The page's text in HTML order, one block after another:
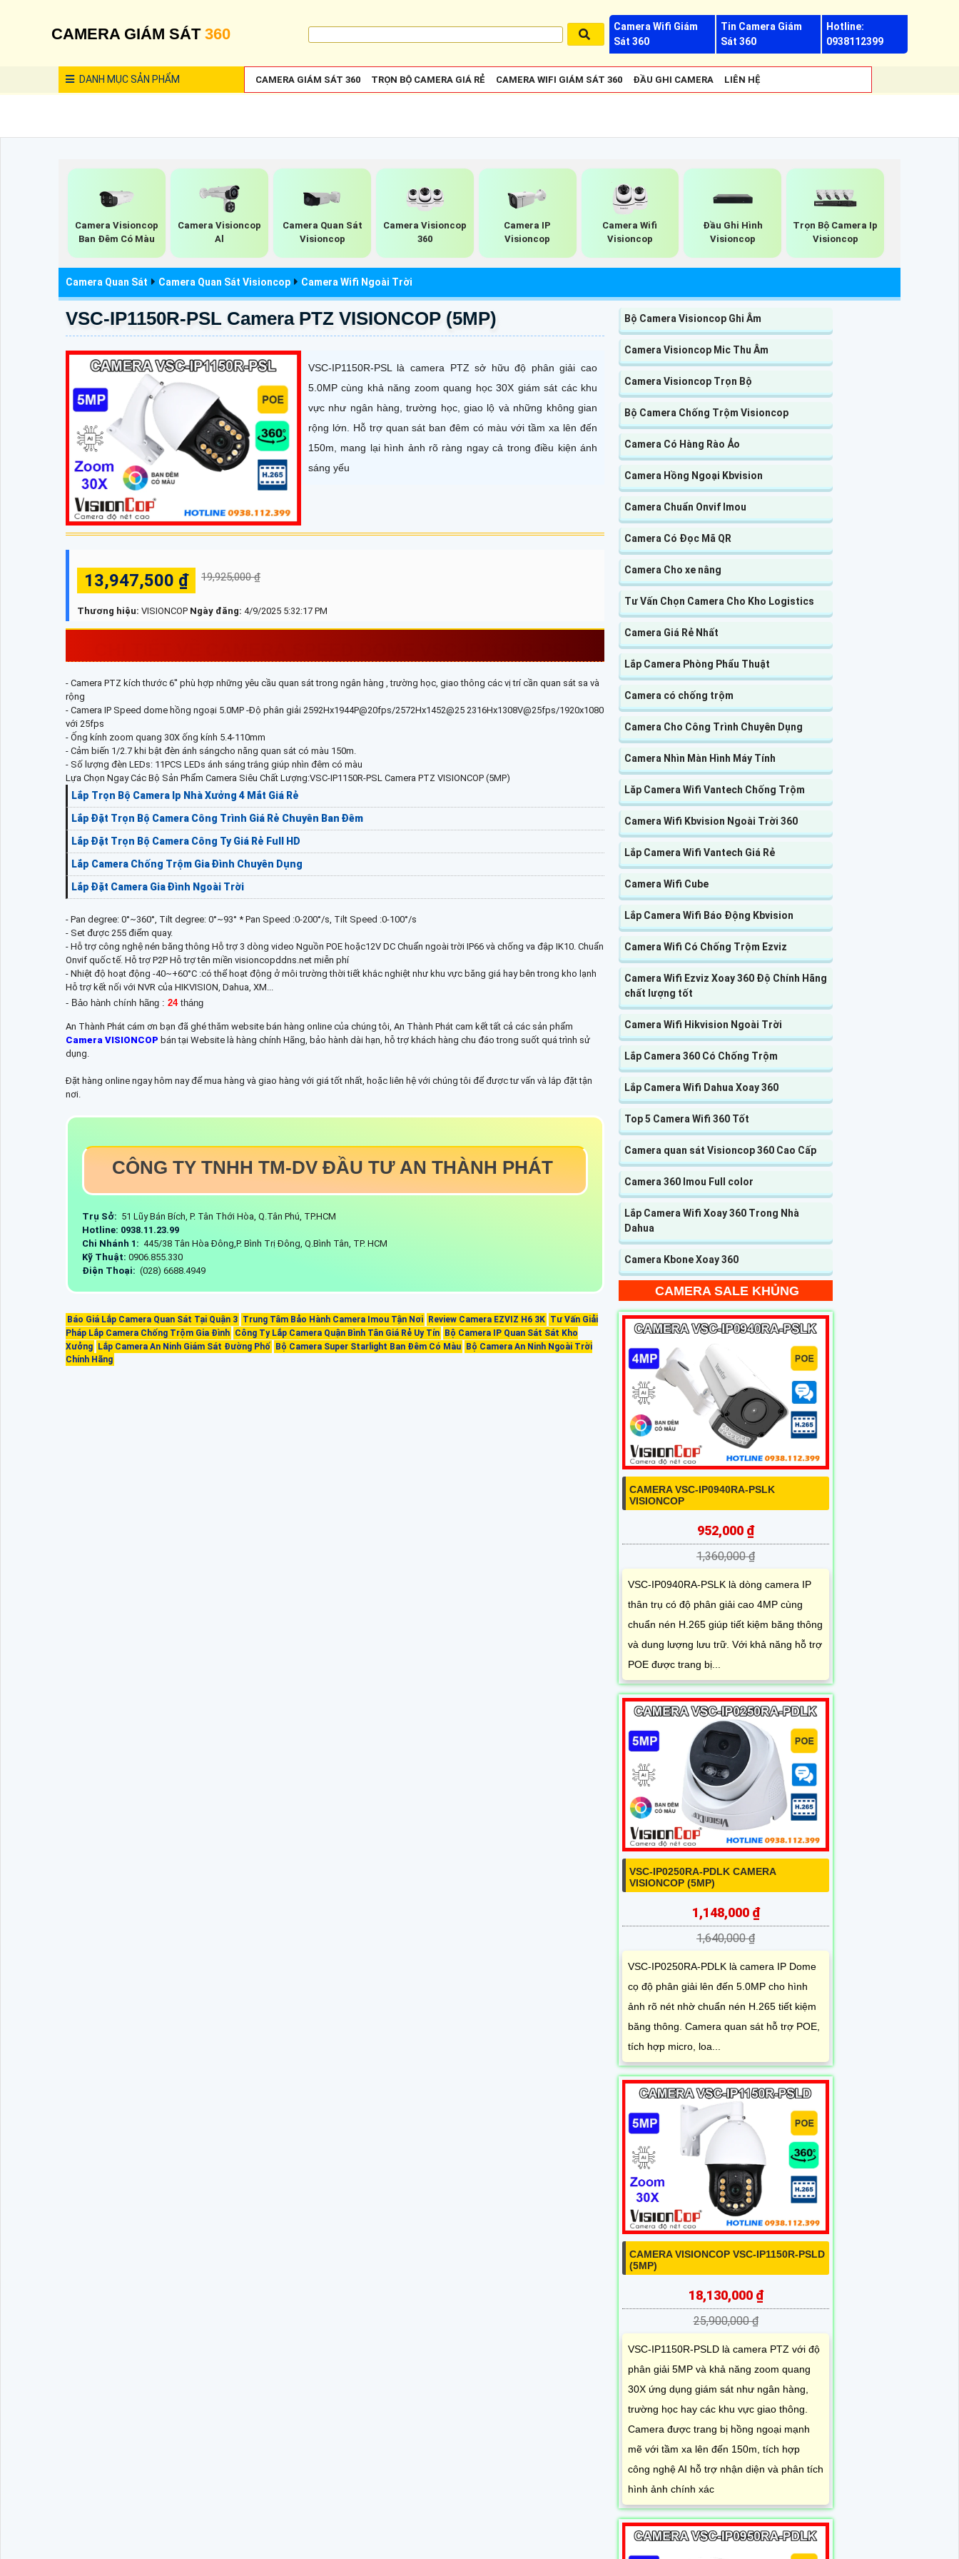
CAMERA GIÁM SÁT 360
Camera Wifi Giám
Sát 360
Tin Camera Giám
Sát 360
Hotline:
0938112399
DANH MỤCSẢN PHẨM CAMERA GIÁM SÁT 360 TRỌN BỘ CAMERA GIÁ RẺ CAMERA WIFI GIÁM SÁT 360 ĐẦU GHI CAMERA LIÊN HỆ
Camera Visioncop
Ban Đêm Có Màu
Camera Visioncop
Al
Camera Quan Sát
Visioncop
Camera Visioncop
360
Camera IP
Visioncop
Camera Wifi
Visioncop
Đầu Ghi Hình
Visioncop
Trọn Bộ Camera Ip
Visioncop
Camera Quan Sát Camera Quan Sát Visioncop Camera Wifi Ngoài Trời
VSC-IP1150R-PSL Camera PTZ VISIONCOP (5MP)
VSC-IP1150R-PSL là camera PTZ sở hữu độ phân giải cao
5.0MP cùng khả năng zoom quang học 30X giám sát các khu
vực như ngân hàng, trường học, giao lộ và những không gian
rộng lớn. Hỗ trợ quan sát ban đêm có màu với tầm xa lên đến
150m, mang lại hình ảnh rõ ràng ngay cả trong điều kiện ánh
sáng yếu
13,947,500 ₫ 19,925,000 ₫
Thương hiệu: VISIONCOP Ngày đăng: 4/9/2025 5:32:17 PM
- Camera PTZ kích thước 6'' phù hợp những yêu cầu quan sát trong ngân hàng , trường học, giao thông các vị trí cần quan sát sa và
rộng
- Camera IP Speed dome hồng ngoại 5.0MP -Độ phân giải 2592Hx1944P@20fps/2572Hx1452@25 2316Hx1308V@25fps/1920x1080
với 25fps
- Ống kính zoom quang 30X ống kính 5.4-110mm
- Cảm biến 1/2.7 khi bật đèn ánh sángcho năng quan sát có màu 150m.
- Số lượng đèn LEDs: 11PCS LEDs ánh sáng trắng giúp nhìn đêm có màu
Lựa Chọn Ngay Các Bộ Sản Phẩm Camera Siêu Chất Lượng:VSC-IP1150R-PSL Camera PTZ VISIONCOP (5MP)
Lắp Trọn Bộ Camera Ip Nhà Xưởng 4 Mắt Giá Rẻ
Lắp Đặt Trọn Bộ Camera Công Trình Giá Rẻ Chuyên Ban Đêm
Lắp Đặt Trọn Bộ Camera Công Ty Giá Rẻ Full HD
Lắp Camera Chống Trộm Gia Đình Chuyên Dụng
Lắp Đặt Camera Gia Đình Ngoài Trời
- Pan degree: 0°~360°, Tilt degree: 0°~93° * Pan Speed :0-200°/s, Tilt Speed :0-100°/s
- Set được 255 điểm quay.
- Hỗ trợ công nghệ nén băng thông Hỗ trợ 3 dòng video Nguồn POE hoặc12V DC Chuẩn ngoài trời IP66 và chống va đập IK10. Chuẩn
Onvif quốc tế. Hỗ trợ P2P Hỗ trợ tên miền visioncopddns.net miễn phí
- Nhiệt độ hoạt động -40~+60°C :có thể hoạt động ở môi trường thời tiết khắc nghiệt như khu vực băng giá hay bên trong kho lạnh
Hỗ trợ kết nối với NVR của HIKVISION, Dahua, XM...
- Bảo hành chính hãng : 24tháng
An Thành Phát cám ơn bạn đã ghé thăm website bán hàng online của chúng tôi, An Thành Phát cam kết tất cả các sản phẩm
Camera VISIONCOP bán tại Website là hàng chính Hãng, bảo hành dài hạn, hỗ trợ khách hàng chu đáo trong suốt quá trình sử
dụng.
Đặt hàng online ngay hôm nay để mua hàng và giao hàng với giá tốt nhất, hoặc liên hệ với chúng tôi để được tư vấn và lắp đặt tận
nơi.
CÔNG TY TNHH TM-DV ĐẦU TƯ AN THÀNH PHÁT
Trụ Sở: 51 Lũy Bán Bích, P. Tân Thới Hòa, Q.Tân Phú, TP.HCM
Hotline: 0938.11.23.99
Chi Nhánh 1: 445/38 Tân Hòa Đông,P. Bình Trị Đông, Q.Bình Tân, TP. HCM
Kỹ Thuật: 0906.855.330
Điện Thoại: (028) 6688.4949
Báo Giá Lắp Camera Quan Sát Tại Quận 3 Trung Tâm Bảo Hành Camera Imou Tận Nơi Review Camera EZVIZ H6 3K Tư Vấn Giải
Pháp Lắp Camera Chống Trộm Gia Đình Công Ty Lắp Camera Quận Bình Tân Giá Rẻ Uy Tín
Bộ Camera IP Quan Sát Sát Kho
Xưởng
Lắp Camera An Ninh Giám Sát Đường Phố Bộ Camera Super Starlight Ban Đêm Có Màu
Bộ Camera An Ninh Ngoài Trời
Chính Hãng
Bộ Camera Visioncop Ghi Âm
Camera Visioncop Mic Thu Âm
Camera Visioncop Trọn Bộ
Bộ Camera Chống Trộm Visioncop
Camera Có Hàng Rào Ảo
Camera Hồng Ngoại Kbvision
Camera Chuẩn Onvif Imou
Camera Có Đọc Mã QR
Camera Cho xe nâng
Tư Vấn Chọn Camera Cho Kho Logistics
Camera Giá Rẻ Nhất
Lắp Camera Phòng Phẩu Thuật
Camera có chống trộm
Camera Cho Công Trình Chuyên Dụng
Camera Nhìn Màn Hình Máy Tính
Lăp Camera Wifi Vantech Chống Trộm
Camera Wifi Kbvision Ngoài Trời 360
Lắp Camera Wifi Vantech Giá Rẻ
Camera Wifi Cube
Lắp Camera Wifi Báo Động Kbvision
Camera Wifi Có Chống Trộm Ezviz
Camera Wifi Ezviz Xoay 360 Độ Chính Hãng
chất lượng tốt
Camera Wifi Hikvision Ngoài Trời
Lắp Camera 360 Có Chống Trộm
Lắp Camera Wifi Dahua Xoay 360
Top 5 Camera Wifi 360 Tốt
Camera quan sát Visioncop 360 Cao Cấp
Camera 360 Imou Full color
Lắp Camera Wifi Xoay 360 Trong Nhà
Dahua
Camera Kbone Xoay 360
CAMERA SALE KHỦNG
CAMERA VSC-IP0940RA-PSLK
VISIONCOP
952,000 ₫
1,360,000 ₫
VSC-IP0940RA-PSLK là dòng camera IP
thân trụ có độ phân giải cao 4MP cùng
chuẩn nén H.265 giúp tiết kiệm băng thông
và dung lượng lưu trữ. Với khả năng hỗ trợ
POE được trang bị...
VSC-IP0250RA-PDLK CAMERA
VISIONCOP (5MP)
1,148,000 ₫
1,640,000 ₫
VSC-IP0250RA-PDLK là camera IP Dome
cọ độ phân giải lên đến 5.0MP cho hình
ảnh rõ nét nhờ chuẩn nén H.265 tiết kiệm
băng thông. Camera quan sát hỗ trợ POE,
tích hợp micro, loa...
CAMERA VISIONCOP VSC-IP1150R-PSLD
(5MP)
18,130,000 ₫
25,900,000 ₫
VSC-IP1150R-PSLD là camera PTZ với độ
phân giải 5MP và khả năng zoom quang
30X ứng dụng giám sát như ngân hàng,
trường học hay các khu vực giao thông.
Camera được trang bị hồng ngoại mạnh
mẽ với tầm xa lên đến 150m, tích hợp
công nghệ AI hỗ trợ nhận diện và phân tích
hình ảnh chính xác